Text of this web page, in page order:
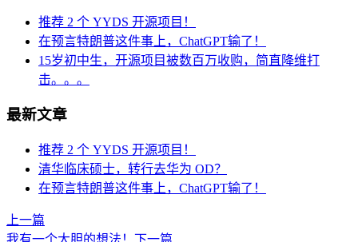
推荐 2 个 YYDS 开源项目！
在预言特朗普这件事上，ChatGPT输了！
15岁初中生，开源项目被数百万收购，简直降维打
击。。。
最新文章
推荐 2 个 YYDS 开源项目！
清华临床硕士，转行去华为 OD？
在预言特朗普这件事上，ChatGPT输了！
上一篇
我有一个大胆的想法！ 下一篇